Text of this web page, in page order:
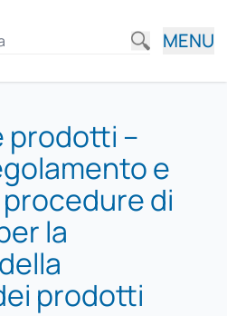
MENU
prodotti –
e
di
la
prodotti